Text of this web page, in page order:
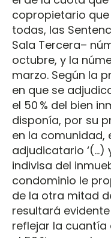
copropietario
todas, las
Sala Tercera–
octubre, y la
marzo. Según la
en que se
el 50 % del bien
disponía, por su
en la comunidad,
adjudicatario
indivisa del
condominio le
de la otra mitad
resultará
reflejar la cuantía